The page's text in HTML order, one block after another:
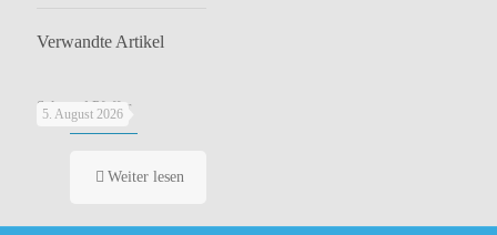
Verwandte Artikel
5. August 2026
Salz und Pfeffer
Weiter lesen